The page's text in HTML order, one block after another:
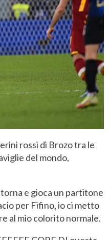
rossi di Brozo tra le
del mondo,
e gioca un partitone
per Fifino, io ci metto
al mio colorito normale.